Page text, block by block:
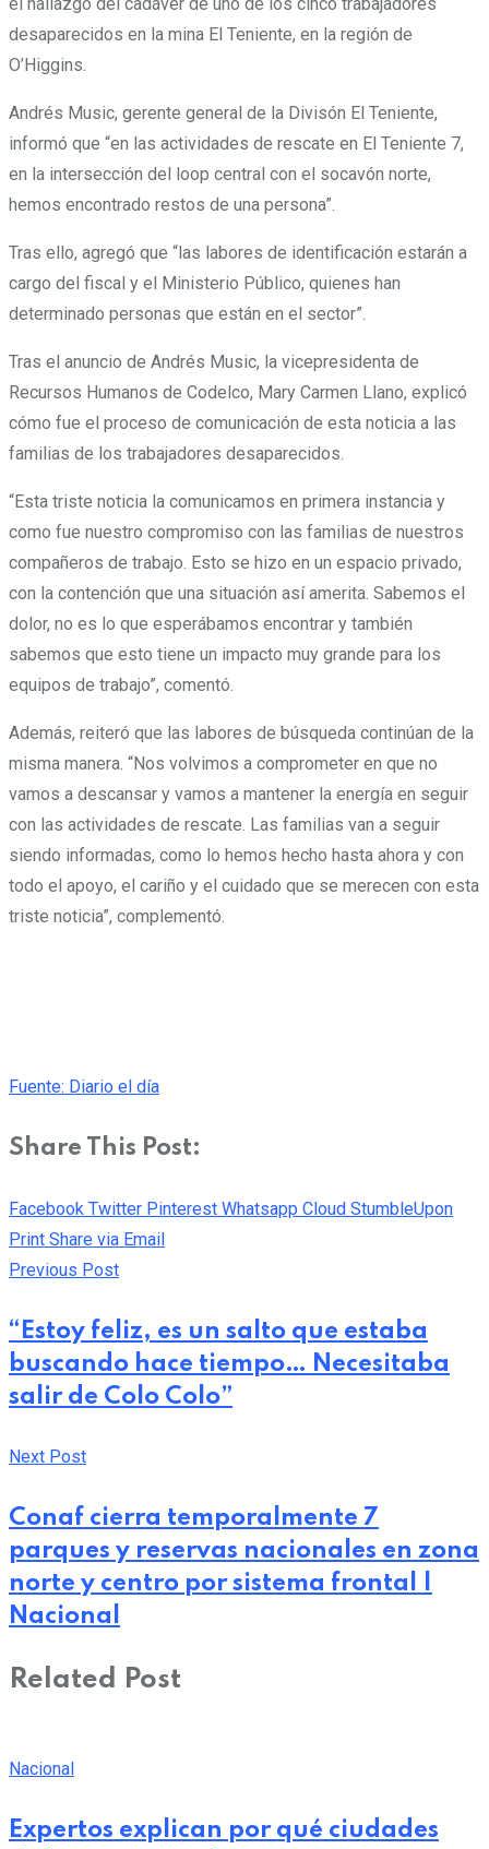
desaparecidos en la mina El Teniente, en la región de
O’Higgins.
Andrés Music, gerente general de la Divisón El Teniente,
informó que “en las actividades de rescate en El Teniente 7,
en la intersección del loop central con el socavón norte,
hemos encontrado restos de una persona”.
Tras ello, agregó que “las labores de identificación estarán a
cargo del fiscal y el Ministerio Público, quienes han
determinado personas que están en el sector”.
Tras el anuncio de Andrés Music, la vicepresidenta de
Recursos Humanos de Codelco, Mary Carmen Llano, explicó
cómo fue el proceso de comunicación de esta noticia a las
familias de los trabajadores desaparecidos.
“Esta triste noticia la comunicamos en primera instancia y
como fue nuestro compromiso con las familias de nuestros
compañeros de trabajo. Esto se hizo en un espacio privado,
con la contención que una situación así amerita. Sabemos el
dolor, no es lo que esperábamos encontrar y también
sabemos que esto tiene un impacto muy grande para los
equipos de trabajo”, comentó.
Además, reiteró que las labores de búsqueda continúan de la
misma manera. “Nos volvimos a comprometer en que no
vamos a descansar y vamos a mantener la energía en seguir
con las actividades de rescate. Las familias van a seguir
siendo informadas, como lo hemos hecho hasta ahora y con
todo el apoyo, el cariño y el cuidado que se merecen con esta
triste noticia”, complementó.
Fuente: Diario el día
Share This Post:
Facebook Twitter Pinterest Whatsapp Cloud StumbleUpon
Print Share via Email
Previous Post
“Estoy feliz, es un salto que estaba
buscando hace tiempo… Necesitaba
salir de Colo Colo”
Next Post
Conaf cierra temporalmente 7
parques y reservas nacionales en zona
norte y centro por sistema frontal |
Nacional
Related Post
Nacional
Expertos explican por qué ciudades